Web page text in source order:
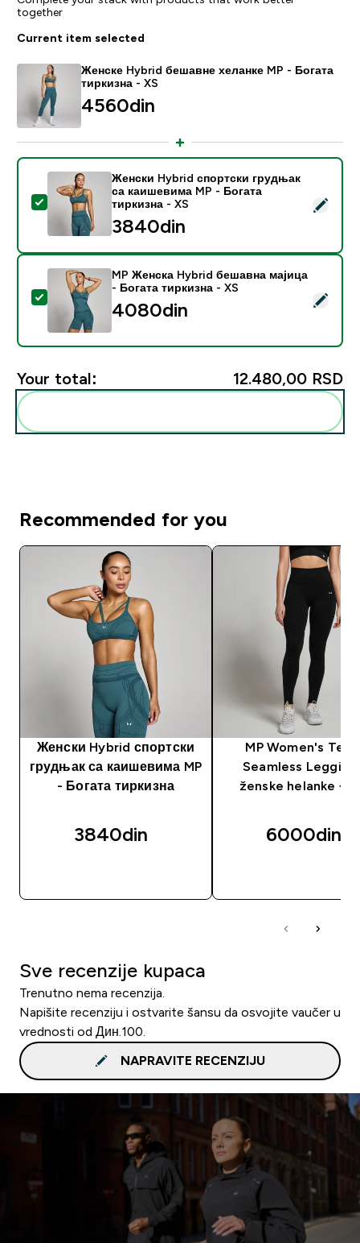
together
Current item selected
Женске Hybrid бешавне хеланке MP - Богата
тиркизна - XS
4560din‎
Select this product - Женски Hybrid спортски
Женски Hybrid спортски грудњак
са каишевима MP - Богата
тиркизна - XS
3840din‎
Select this product - MP Женска Hybrid бешавна
MP Женска Hybrid бешавна мајица
- Богата тиркизна - XS
4080din‎
Your total: 12.480,00 RSD‎
Recommended for you
Женски Hybrid спортски
грудњак са каишевима MP
- Богата тиркизна
3840din‎
MP Women's
Seamless
ženske helanke −
6000din‎
Sve recenzije kupaca
Trenutno nema recenzija.
Napišite recenziju i ostvarite šansu da osvojite vaučer u
vrednosti od Дин.100.
NAPRAVITE RECENZIJU